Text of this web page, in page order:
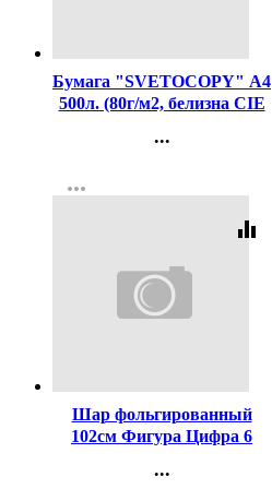
Бумага "SVETOCOPY" А4
500л. (80г/м2, белизна CIE
(Ст.5)
...
Регистрация
more_horiz
equalizer
Шар фольгированный
102см Фигура Цифра 6
...